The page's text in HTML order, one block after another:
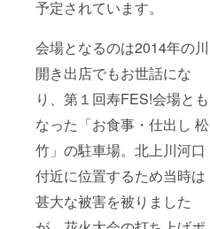
予定されています。
会場となるのは2014年の川
開き出店でもお世話にな
り、第１回寿FES!会場とも
なった「お食事・仕出し 松
竹」の駐車場。北上川河口
付近に位置するため当時は
甚大な被害を被りました